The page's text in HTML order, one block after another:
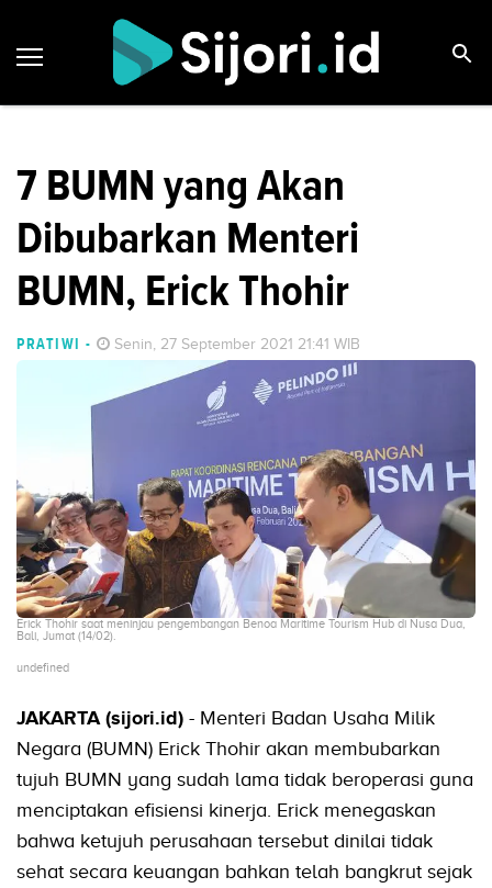
7 BUMN yang Akan
Dibubarkan Menteri
BUMN, Erick Thohir
PRATIWI - Senin, 27 September 2021 21:41 WIB
Erick Thohir saat meninjau pengembangan Benoa Maritime Tourism Hub di Nusa Dua,
Bali, Jumat (14/02).
undefined
JAKARTA (sijori.id) - Menteri Badan Usaha Milik
Negara (BUMN) Erick Thohir akan membubarkan
tujuh BUMN yang sudah lama tidak beroperasi guna
menciptakan efisiensi kinerja. Erick menegaskan
bahwa ketujuh perusahaan tersebut dinilai tidak
sehat secara keuangan bahkan telah bangkrut sejak